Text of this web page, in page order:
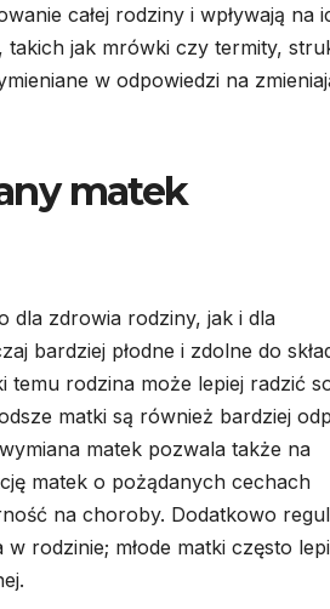
całej rodziny i wpływają na
takich jak mrówki czy termity,
w odpowiedzi na
matek
dla zdrowia rodziny, jak i dla
bardziej płodne i zdolne do
temu rodzina może lepiej radzić
matki są również bardziej
matek pozwala także na
matek o pożądanych cechach
na choroby. Dodatkowo
rodzinie; młode matki często